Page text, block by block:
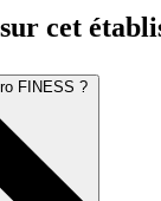
cet
FINESS ?